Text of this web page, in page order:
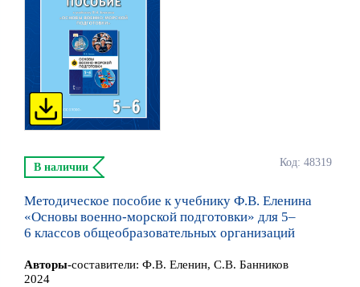
Код: 48319
В наличии
Методическое пособие к учебнику Ф.В. Еленина
«Основы военно-морской подготовки» для 5–
6 классов общеобразовательных организаций
Авторы-составители: Ф.В. Еленин, С.В. Банников
2024